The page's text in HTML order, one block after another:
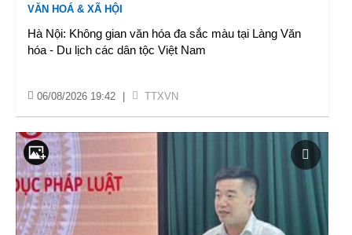
VĂN HOÁ & XÃ HỘI
Hà Nội: Không gian văn hóa đa sắc màu tại Làng Văn
hóa - Du lịch các dân tộc Việt Nam
06/08/2026 19:42 TTXVN